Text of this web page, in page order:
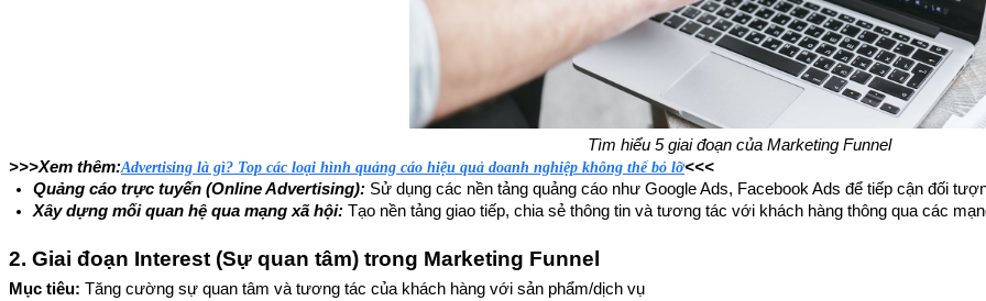
Tìm hiểu 5 giai đoạn của Marketing Funnel
>>>Xem thêm:Advertising là gì? Top các loại hình quảng cáo hiệu quả doanh nghiệp không thể bỏ lỡ​<<<
Quảng cáo trực tuyến (Online Advertising): Sử dụng các nền tảng quảng cáo như Google Ads, Facebook Ads để tiếp cận đối
Xây dựng mối quan hệ qua mạng xã hội: Tạo nền tảng giao tiếp, chia sẻ thông tin và tương tác với khách hàng thông qua các
2. Giai đoạn Interest (Sự quan tâm) trong Marketing Funnel
Mục tiêu: Tăng cường sự quan tâm và tương tác của khách hàng với sản phẩm/dịch vụ